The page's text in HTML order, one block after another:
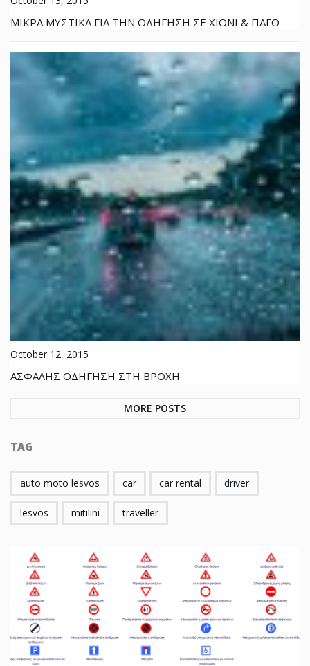
ΜΙΚΡΑ ΜΥΣΤΙΚΑ ΓΙΑ ΤΗΝ ΟΔΗΓΗΣΗ ΣΕ ΧΙΟΝΙ & ΠΑΓΟ
October 12, 2015
ΑΣΦΑΛΗΣ ΟΔΗΓΗΣΗ ΣΤΗ ΒΡΟΧΗ
MORE POSTS
TAG
auto moto lesvos car car rental driver
lesvos mitilini traveller